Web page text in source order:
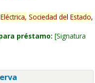
Eléctrica, Sociedad del Estado,
préstamo: Signatura